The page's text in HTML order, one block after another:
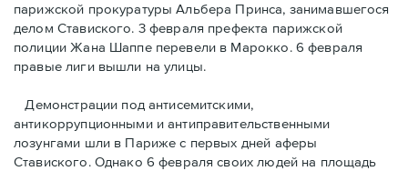
парижской прокуратуры Альбера Принса, занимавшегося
делом Cтавиского. 3 февраля префекта парижской
полиции Жана Шаппе перевели в Марокко. 6 февраля
правые лиги вышли на улицы.
Демонстрации под антисемитскими,
антикоррупционными и антиправительственными
лозунгами шли в Париже с первых дней аферы
Ставиского. Однако 6 февраля своих людей на площадь